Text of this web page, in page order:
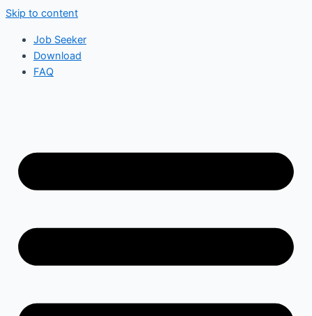
Skip to content
Job Seeker
Download
FAQ